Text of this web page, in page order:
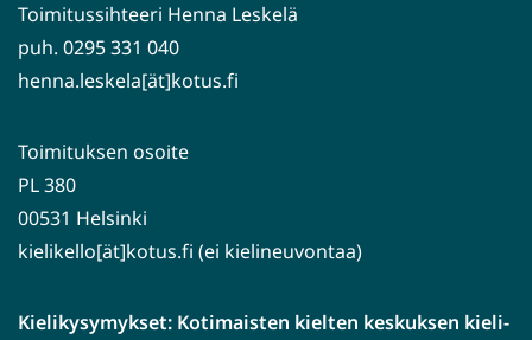
Toimitussihteeri Henna Leskelä
puh. 0295 331 040
henna.leskela[ät]kotus.fi
Toimituksen osoite
PL 380
00531 Helsinki
kielikello[ät]kotus.fi (ei kielineuvontaa)
Kielikysymykset: Kotimaisten kielten keskuksen kieli-